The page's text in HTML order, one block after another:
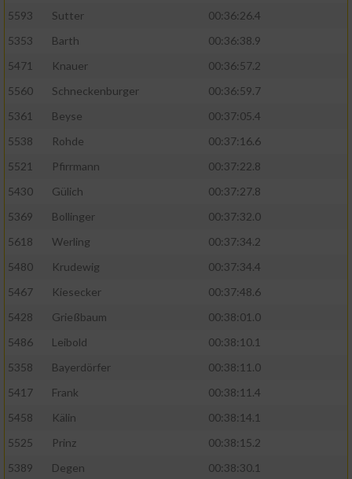
5593
Sutter
00:36:26.4
5353
Barth
00:36:38.9
5471
Knauer
00:36:57.2
5560
Schneckenburger
00:36:59.7
5361
Beyse
00:37:05.4
5538
Rohde
00:37:16.6
5521
Pfirrmann
00:37:22.8
5430
Gülich
00:37:27.8
5369
Bollinger
00:37:32.0
5618
Werling
00:37:34.2
5480
Krudewig
00:37:34.4
5467
Kiesecker
00:37:48.6
5428
Grießbaum
00:38:01.0
5486
Leibold
00:38:10.1
5358
Bayerdörfer
00:38:11.0
5417
Frank
00:38:11.4
5458
Kälin
00:38:14.1
5525
Prinz
00:38:15.2
5389
Degen 00:38:30.1